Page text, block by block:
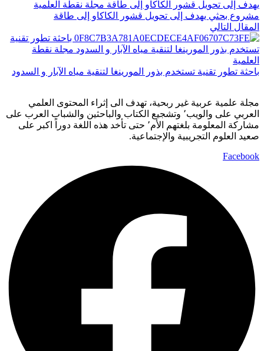
مشروع بحثي يهدف إلى تحويل قشور الكاكاو إلى طاقة
المقال التالي
باحثة تطور تقنية تستخدم بذور المورينغا لتنقية مياه الآبار و السدود
مجلة علمية عربية غير ربحية، تهدف الى إثراء المحتوى العلمي
العربي على والويب٬ وتشجيع الكتاب والباحثين والشباب العرب على
مشاركة المعلومة بلغتهم الأم٬ حتى تأخد هذه اللغة دوراً اكبر على
صعيد العلوم التجريبية والإجتماعية.
Facebook